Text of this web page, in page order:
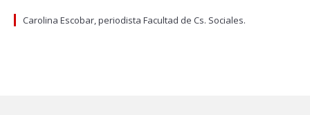
Carolina Escobar, periodista Facultad de Cs. Sociales.